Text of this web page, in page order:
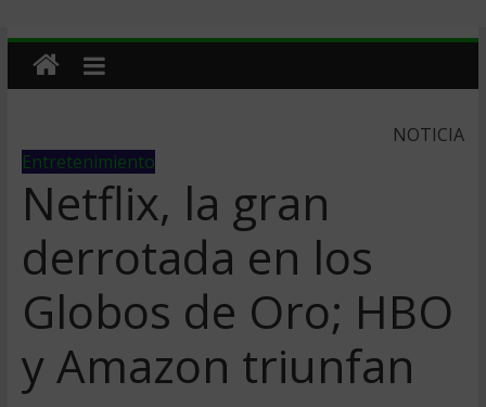
NOTICIA
Entretenimiento
Netflix, la gran
derrotada en los
Globos de Oro; HBO
y Amazon triunfan